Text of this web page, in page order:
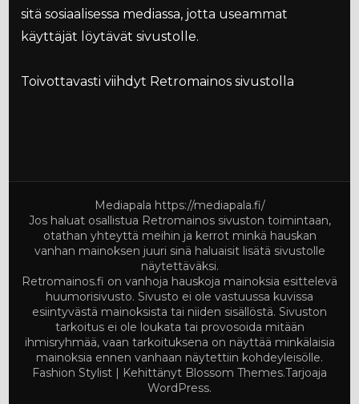
sitä sosiaalisessa mediassa, jotta useammat
käyttäjät löytävät sivustolle.
Toivottavasti viihdyt Retromainos sivustolla
Mediapala https://mediapala.fi/
Jos haluat osallistua Retromainos sivuston toimintaan,
otathan yhteyttä meihin ja kerrot minkä hauskan
vanhan mainoksen juuri sinä haluaisit lisätä sivustolle
näytettäväksi.
Retromainos.fi on vanhoja hauskoja mainoksia esittelevä
huumorisivusto. Sivusto ei ole vastuussa kuvissa
esiintyvästä mainoksista tai niiden sisällöstä. Sivuston
tarkoitus ei ole loukata tai provosoida mitään
ihmisryhmää, vaan tarkoituksena on näyttää minkälaisia
mainoksia ennen vanhaan näytettiin kohdeyleisölle.
Fashion Stylist | Kehittänyt Blossom Themes.Tarjoaja
WordPress.